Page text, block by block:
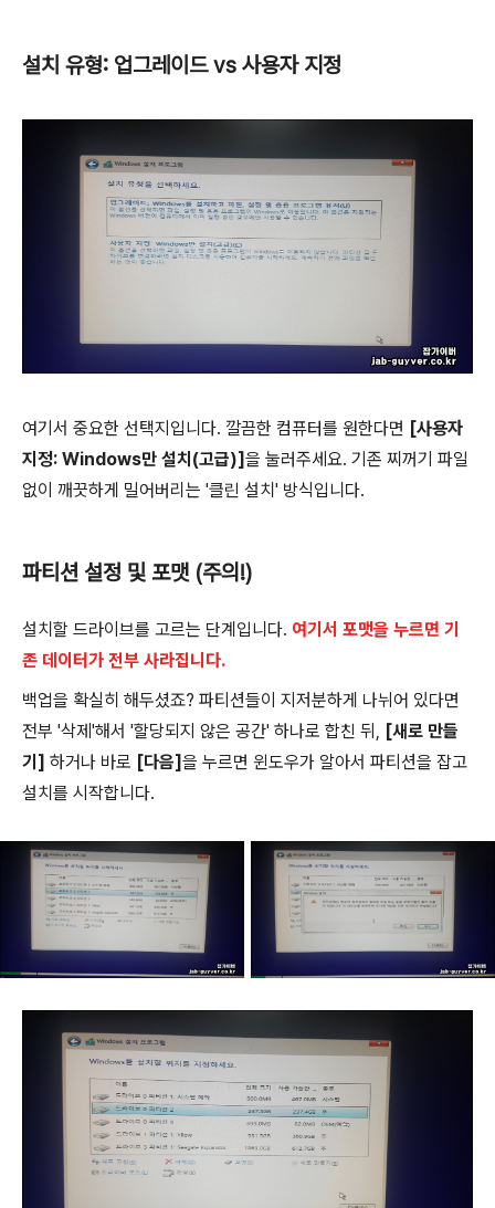
설치 유형: 업그레이드 vs 사용자 지정
여기서 중요한 선택지입니다. 깔끔한 컴퓨터를 원한다면 [사용자
지정: Windows만 설치(고급)]을 눌러주세요. 기존 찌꺼기 파일
없이 깨끗하게 밀어버리는 '클린 설치' 방식입니다.
파티션 설정 및 포맷 (주의!)
설치할 드라이브를 고르는 단계입니다. 여기서 포맷을 누르면 기
존 데이터가 전부 사라집니다.
백업을 확실히 해두셨죠? 파티션들이 지저분하게 나뉘어 있다면
전부 '삭제'해서 '할당되지 않은 공간' 하나로 합친 뒤,
[새로 만들
기] 하거나 바로 [다음]을 누르면 윈도우가 알아서 파티션을 잡고
설치를 시작합니다.